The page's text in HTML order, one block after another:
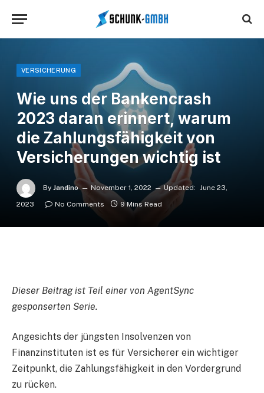
VERSICHERUNG
Wie uns der Bankencrash
2023 daran erinnert, warum
die Zahlungsfähigkeit von
Versicherungen wichtig ist
By Jandino November 1, 2022 Updated: June 23,
2023
No Comments 9 Mins Read
Dieser Beitrag ist Teil einer von AgentSync
gesponserten Serie.
Angesichts der jüngsten Insolvenzen von
Finanzinstituten ist es für Versicherer ein wichtiger
Zeitpunkt, die Zahlungsfähigkeit in den Vordergrund
zu rücken.